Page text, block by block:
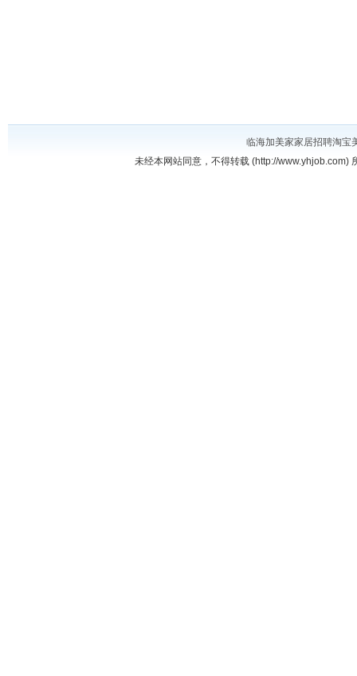
临海加美家家居招聘淘宝
未经本网站同意，不得转载 (http://www.yhjob.com)